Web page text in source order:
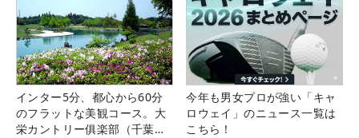
インター5分、都心から60分
のフラットな美観コース。大
栄カントリー俱楽部（千葉
今年も男女プロが強い「キャ
ロウェイ」のニュース一覧は
こちら！